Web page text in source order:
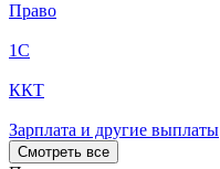
Право
1С
ККТ
Зарплата и другие выплаты
Смотреть все